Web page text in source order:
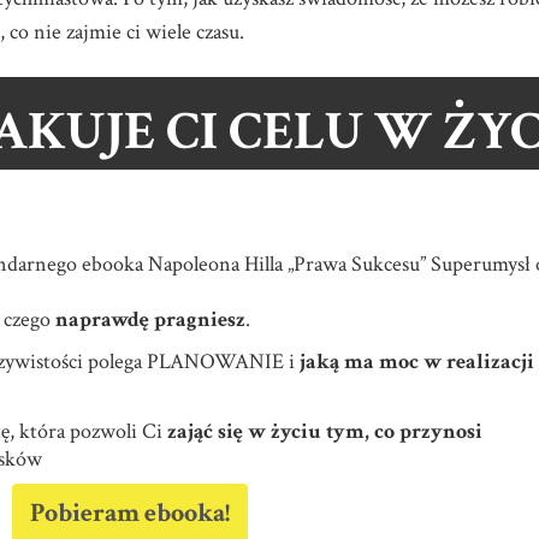
nie zajmie ci wiele czasu.
CI CELU W
ebooka Napoleona Hilla „Prawa Sukcesu”
naprawdę pragniesz.
polega PLANOWANIE ijaką ma moc w realizacji
która pozwoli Cizająć się w życiu tym, co przynosi
Pobieram ebooka!